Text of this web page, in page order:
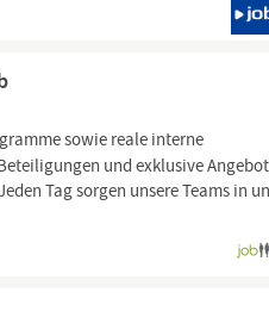
sowie reale interne
und exklusive
Tag sorgen unsere Teams in